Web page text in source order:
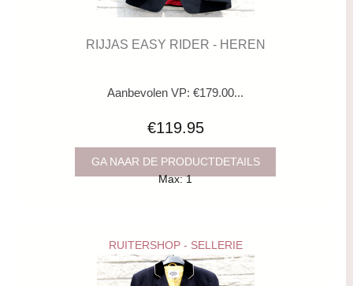
RIJJAS EASY RIDER - HEREN
Aanbevolen VP: €179.00...
€119.95
GA NAAR DE PRODUCTDETAILS
Max: 1
RUITERSHOP - SELLERIE